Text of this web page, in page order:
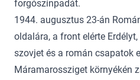
forgószínpadát.
1944. augusztus 23-án
oldalára, a front elérte
szovjet és a román csapatok
Máramarossziget környékén